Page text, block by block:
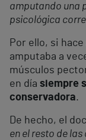
amputando una
psicológica
Por ello, si
amputaba a
músculos
en día siempre
conservadora.
De hecho, el
en el resto de